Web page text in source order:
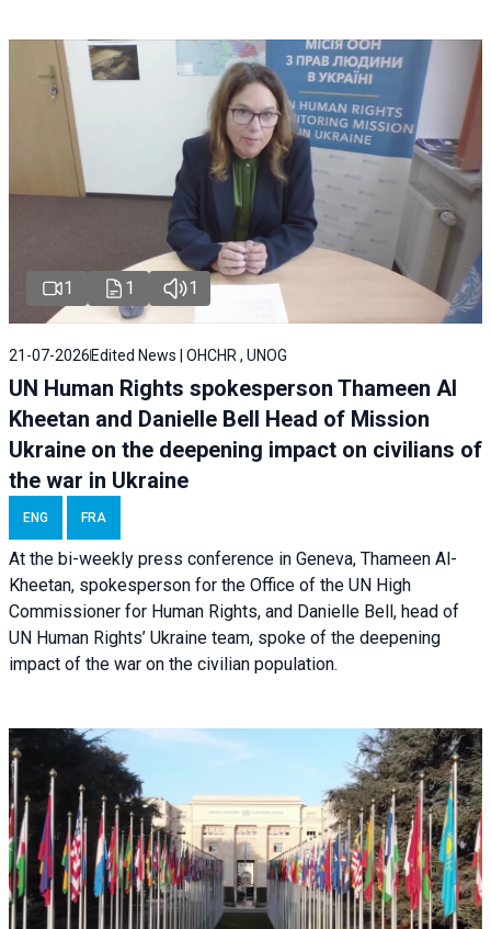
1 1 1
21-07-2026 Edited News | OHCHR , UNOG
UN Human Rights spokesperson Thameen Al
Kheetan and Danielle Bell Head of Mission
Ukraine on the deepening impact on civilians of
the war in Ukraine
ENG FRA
At the bi-weekly press conference in Geneva, Thameen Al-
Kheetan, spokesperson for the Office of the UN High
Commissioner for Human Rights, and Danielle Bell, head of
UN Human Rights’ Ukraine team, spoke of the deepening
impact of the war on the civilian population.